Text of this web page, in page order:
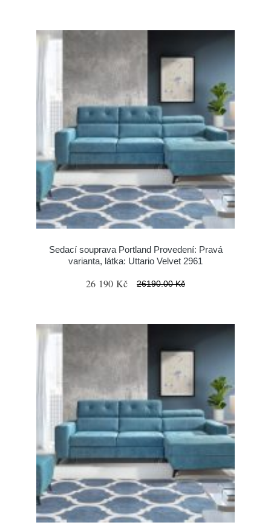
Sedací souprava Portland Provedení: Pravá
varianta, látka: Uttario Velvet 2961
26 190 Kč 26190.00 Kč